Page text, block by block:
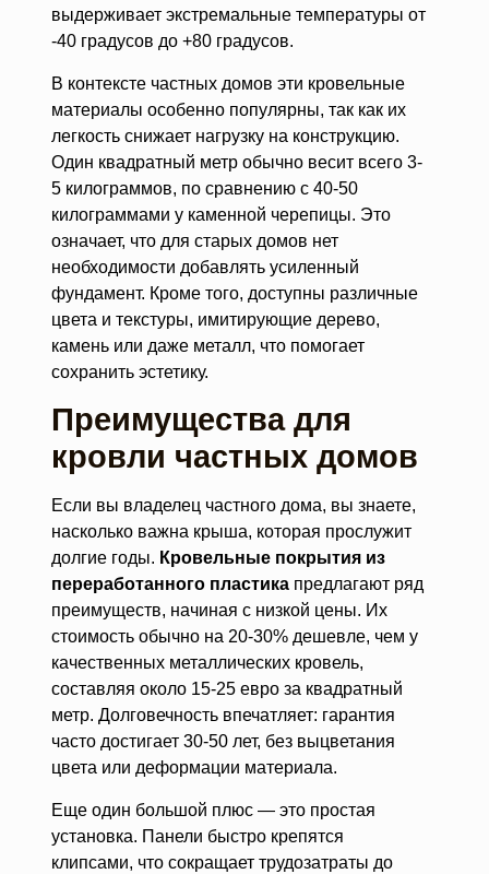
выдерживает экстремальные температуры от
-40 градусов до +80 градусов.
В контексте частных домов эти кровельные
материалы особенно популярны, так как их
легкость снижает нагрузку на конструкцию.
Один квадратный метр обычно весит всего 3-
5 килограммов, по сравнению с 40-50
килограммами у каменной черепицы. Это
означает, что для старых домов нет
необходимости добавлять усиленный
фундамент. Кроме того, доступны различные
цвета и текстуры, имитирующие дерево,
камень или даже металл, что помогает
сохранить эстетику.
Преимущества для
кровли частных домов
Если вы владелец частного дома, вы знаете,
насколько важна крыша, которая прослужит
долгие годы. Кровельные покрытия из
переработанного пластикапредлагают ряд
преимуществ, начиная с низкой цены. Их
стоимость обычно на 20-30% дешевле, чем у
качественных металлических кровель,
составляя около 15-25 евро за квадратный
метр. Долговечность впечатляет: гарантия
часто достигает 30-50 лет, без выцветания
цвета или деформации материала.
Еще один большой плюс — это простая
установка. Панели быстро крепятся
клипсами, что сокращает трудозатраты до